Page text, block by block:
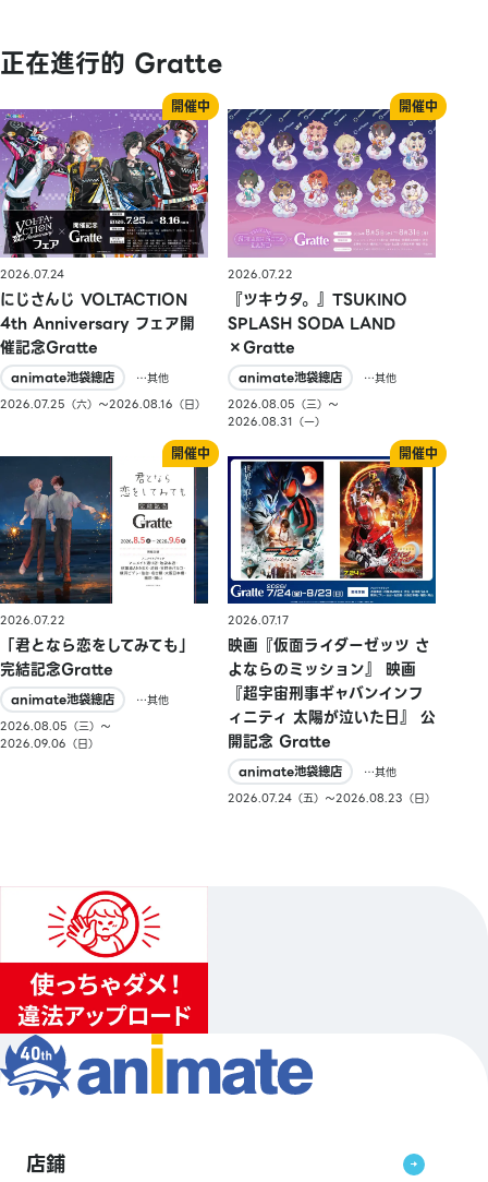
正在進行的 Gratte
2026.07.24
にじさんじ VOLTACTION
4th Anniversary フェア開
催記念Gratte
animate池袋總店
…其他
2026.07.25（六）〜2026.08.16（日）
2026.07.22
『ツキウタ。』TSUKINO
SPLASH SODA LAND
×Gratte
animate池袋總店
…其他
2026.08.05（三）〜
2026.08.31（一）
2026.07.22
「君となら恋をしてみても」
完結記念Gratte
animate池袋總店
…其他
2026.08.05（三）〜
2026.09.06（日）
2026.07.17
映画『仮面ライダーゼッツ さ
よならのミッション』 映画
『超宇宙刑事ギャバンインフ
ィニティ 太陽が泣いた日』 公
開記念 Gratte
animate池袋總店
…其他
2026.07.24（五）〜2026.08.23（日）
店鋪